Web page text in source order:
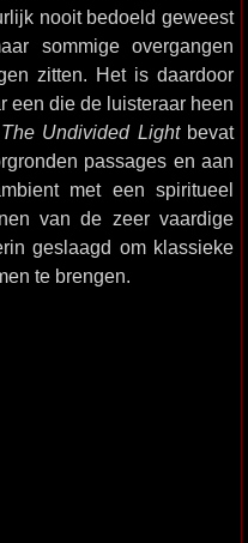
nooit bedoeld geweest
sommige overgangen
zitten. Het is daardoor
een die de luisteraar heen
The Undivided Lightbevat
passages en aan
met een spiritueel
van de zeer vaardige
geslaagd om klassieke
te brengen.